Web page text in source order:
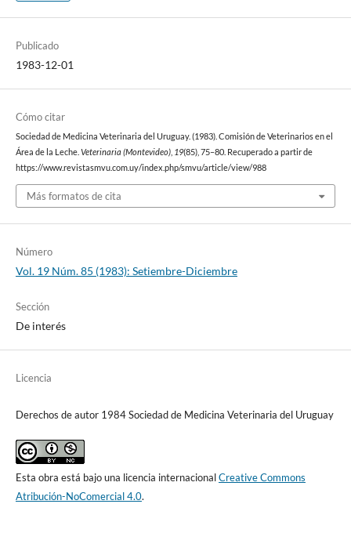
Publicado
1983-12-01
Cómo citar
Sociedad de Medicina Veterinaria del Uruguay. (1983). Comisión de Veterinarios en el
Área de la Leche. Veterinaria (Montevideo), 19(85), 75–80. Recuperado a partir de
https://www.revistasmvu.com.uy/index.php/smvu/article/view/988
Más formatos de cita
Número
Vol. 19 Núm. 85 (1983): Setiembre-Diciembre
Sección
De interés
Licencia
Derechos de autor 1984 Sociedad de Medicina Veterinaria del Uruguay
Esta obra está bajo una licencia internacionalCreative Commons
Atribución-NoComercial 4.0.